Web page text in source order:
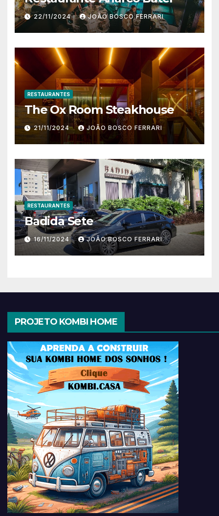
22/11/2024 JOÃO BOSCO FERRARI
RESTAURANTES
The Ox Room Steakhouse
21/11/2024 JOÃO BOSCO FERRARI
RESTAURANTES
Badida Sete
16/11/2024 JOÃO BOSCO FERRARI
PROJETO KOMBI HOME